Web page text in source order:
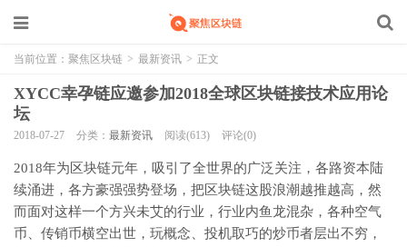
当前位置： 聚焦区块链 > 最新资讯 > 正文
XYCC幸孕链应邀参加2018全球区块链接技术应用论
坛
2018-07-27 分类： 最新资讯 阅读(613) 评论(0)
2018年为区块链元年，吸引了全世界的广泛关注，各路资本陆
续涌进，各方豪强强势登场，把区块链这股浪潮越推越高，然
而面对这样一个方兴未艾的行业，行业内鱼龙混杂，各种空气
币、传销币横空出世，玩概念、投机取巧的炒币者层出不穷，